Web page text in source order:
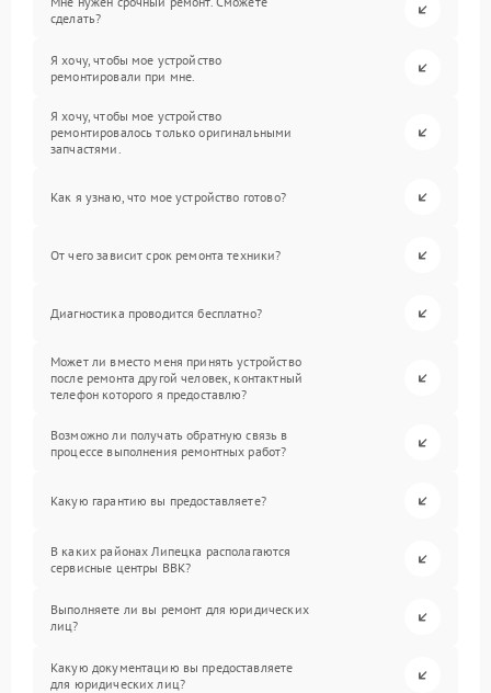
сделать?
Я хочу, чтобы мое устройство
ремонтировали при мне.
Я хочу, чтобы мое устройство
ремонтировалось только оригинальными
запчастями.
Как я узнаю, что мое устройство готово?
От чего зависит срок ремонта техники?
Диагностика проводится бесплатно?
Может ли вместо меня принять устройство
после ремонта другой человек, контактный
телефон которого я предоставлю?
Возможно ли получать обратную связь в
процессе выполнения ремонтных работ?
Какую гарантию вы предоставляете?
В каких районах Липецка располагаются
сервисные центры BBK?
Выполняете ли вы ремонт для юридических
лиц?
Какую документацию вы предоставляете
для юридических лиц?